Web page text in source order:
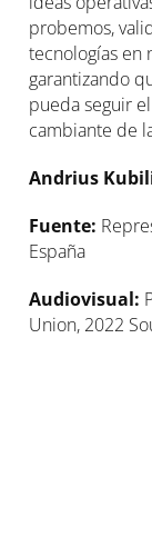
probemos,
tecnologías en
garantizando
pueda seguir
cambiante de
Andrius
Fuente:
España
Audiovisual:
Union, 2022